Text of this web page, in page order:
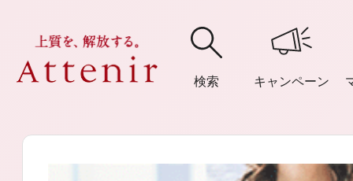
検索 キャンペーン
購入履歴 閲覧履